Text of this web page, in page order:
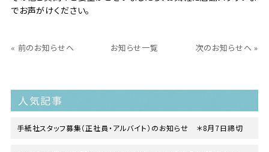
でお声がけください。
« 前のお知らせへ お知らせ一覧 次のお知らせへ »
人気記事
手紙社スタッフ募集（正社員・アルバイト）のお知らせ ＊8月7日締切